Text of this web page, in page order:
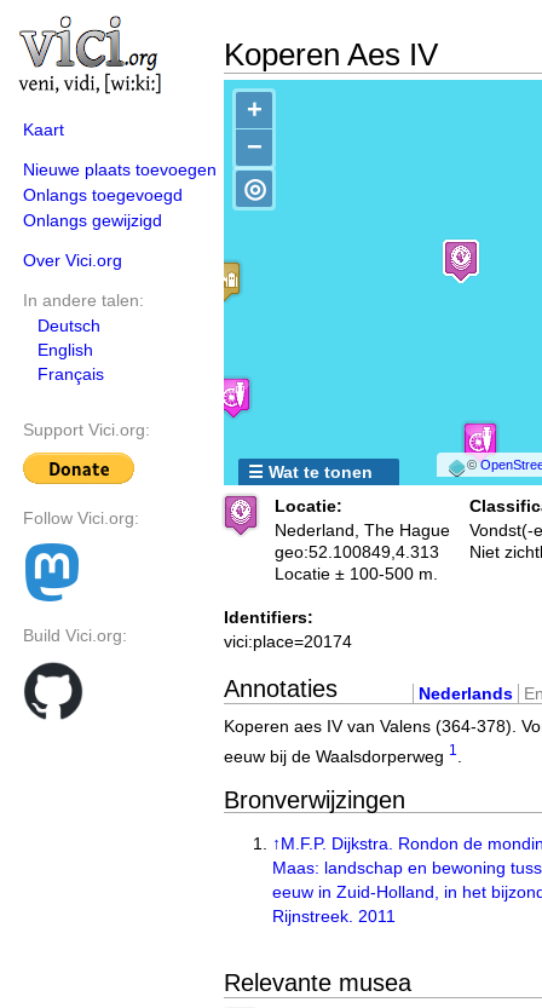
Kaart
Nieuwe plaats toevoegen
Onlangs toegevoegd
Onlangs gewijzigd
Over Vici.org
In andere talen:
Deutsch
English
Français
Support Vici.org:
Follow Vici.org:
Build Vici.org:
Koperen Aes IV
+
−
©
◎
☰ Wat te tonen
Locatie:
Nederland, The Hague
geo:52.100849,4.313
Locatie ± 100-500 m.
Vondst(-
Niet
Identifiers:
vici:place=20174
Annotaties Nederlands
Koperen aes IV van Valens (364-378).
eeuw bij de Waalsdorperweg 1
Bronverwijzingen
↑M.F.P. Dijkstra. Rondon de
Maas: landschap en bewoning
eeuw in Zuid-Holland, in het
Rijnstreek. 2011
Relevante musea